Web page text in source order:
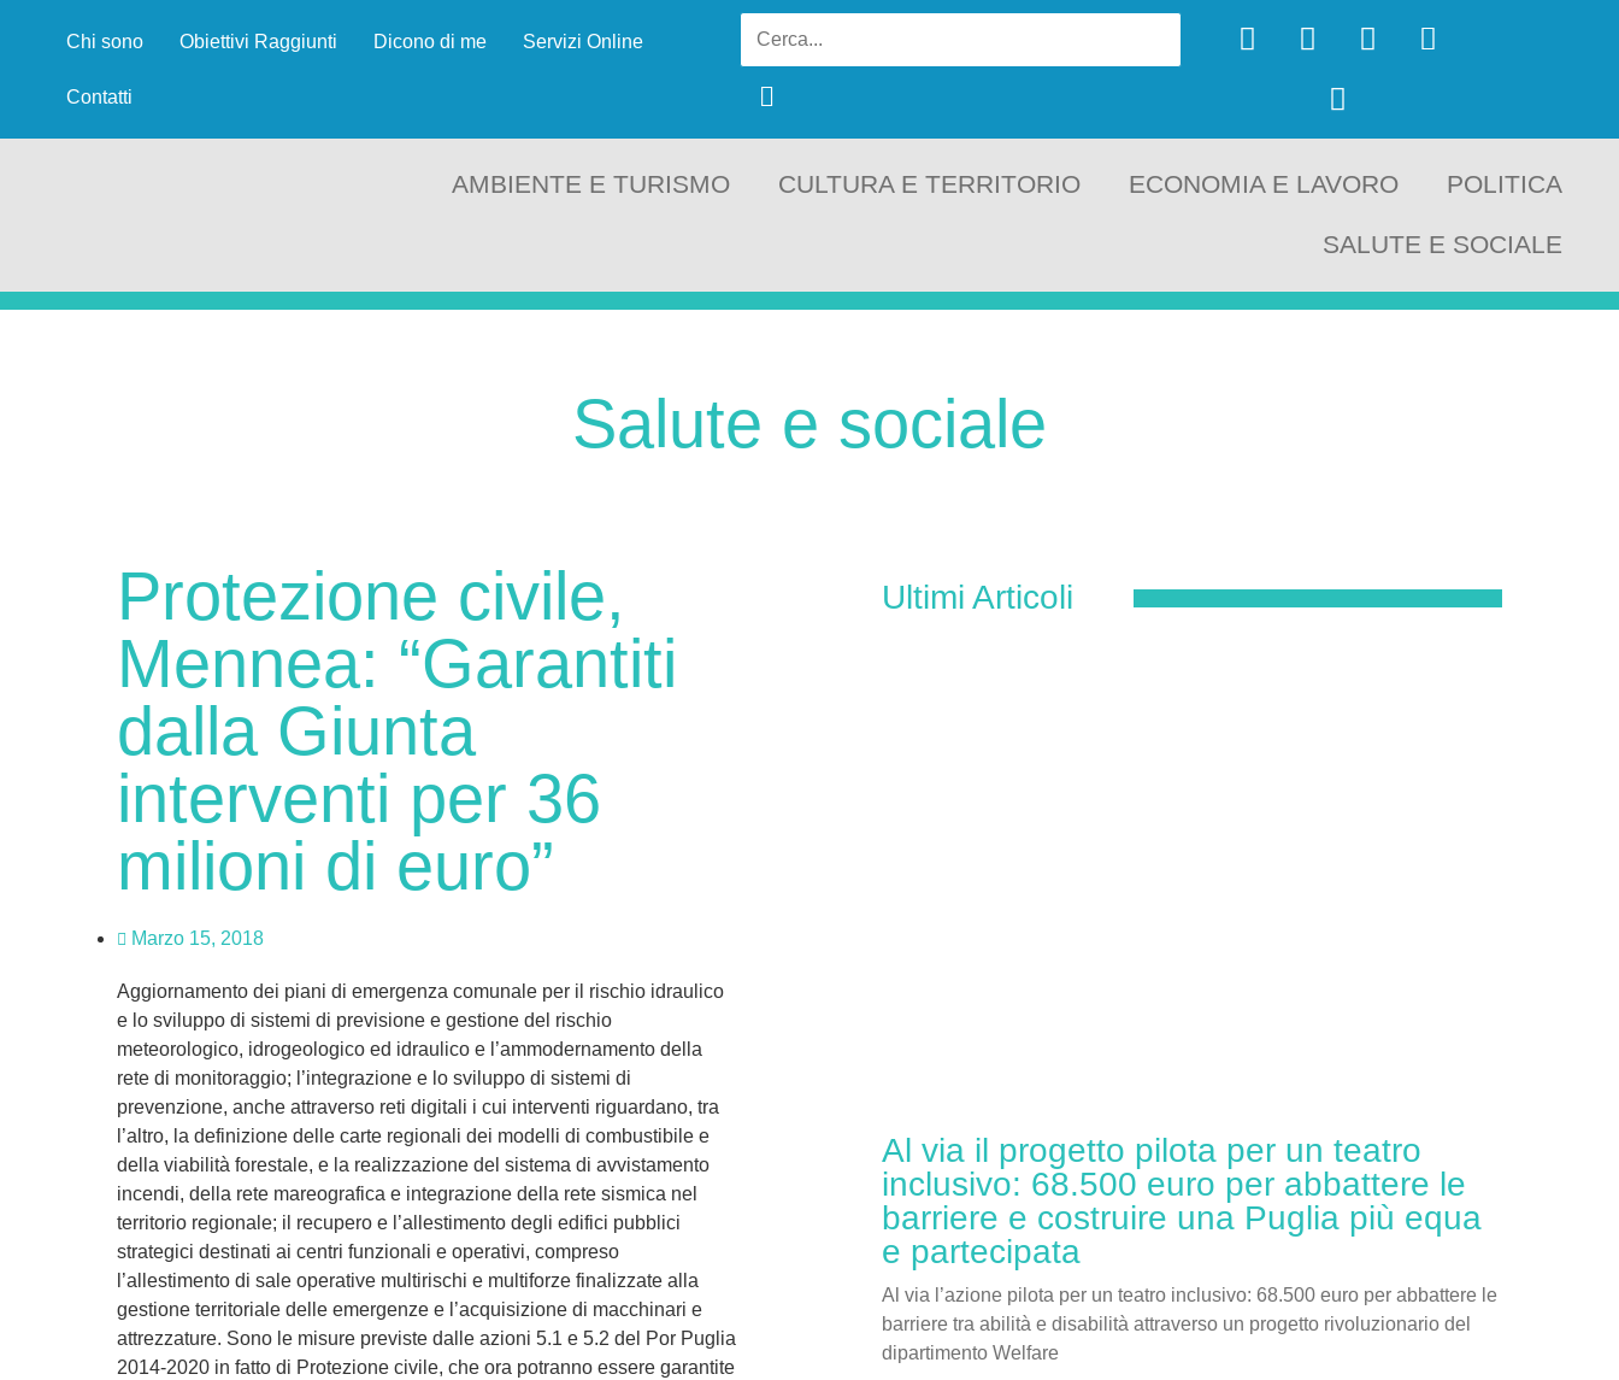
Chi sono Obiettivi Raggiunti Dicono di me Servizi Online
Contatti
AMBIENTE E TURISMO CULTURA E TERRITORIO ECONOMIA E LAVORO POLITICA
SALUTE E SOCIALE
Salute e sociale
Protezione civile,
Mennea: “Garantiti
dalla Giunta
interventi per 36
milioni di euro”
Marzo 15, 2018
Aggiornamento dei piani di emergenza comunale per il rischio idraulico
e lo sviluppo di sistemi di previsione e gestione del rischio
meteorologico, idrogeologico ed idraulico e l’ammodernamento della
rete di monitoraggio; l’integrazione e lo sviluppo di sistemi di
prevenzione, anche attraverso reti digitali i cui interventi riguardano, tra
l’altro, la definizione delle carte regionali dei modelli di combustibile e
della viabilità forestale, e la realizzazione del sistema di avvistamento
incendi, della rete mareografica e integrazione della rete sismica nel
territorio regionale; il recupero e l’allestimento degli edifici pubblici
strategici destinati ai centri funzionali e operativi, compreso
l’allestimento di sale operative multirischi e multiforze finalizzate alla
gestione territoriale delle emergenze e l’acquisizione di macchinari e
attrezzature. Sono le misure previste dalle azioni 5.1 e 5.2 del Por Puglia
2014-2020 in fatto di Protezione civile, che ora potranno essere garantite
Ultimi Articoli
Al via il progetto pilota per un teatro
inclusivo: 68.500 euro per abbattere le
barriere e costruire una Puglia più equa
e partecipata
Al via l’azione pilota per un teatro inclusivo: 68.500 euro per abbattere le
barriere tra abilità e disabilità attraverso un progetto rivoluzionario del
dipartimento Welfare